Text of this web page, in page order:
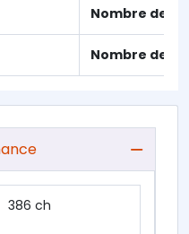
Nombre de
Nombre de
386 ch